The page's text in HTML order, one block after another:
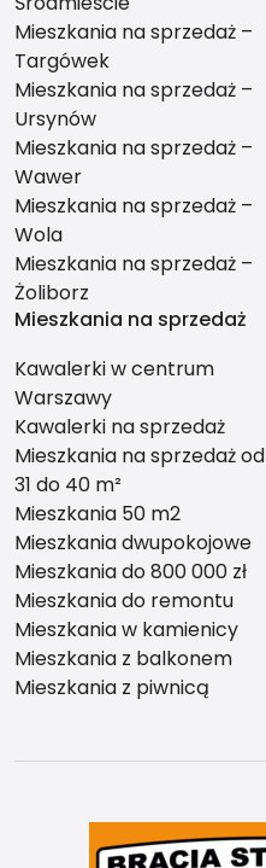
Mieszkania na sprzedaż –
Targówek
Mieszkania na sprzedaż –
Ursynów
Mieszkania na sprzedaż –
Wawer
Mieszkania na sprzedaż –
Wola
Mieszkania na sprzedaż –
Żoliborz
Mieszkania na sprzedaż
Kawalerki w centrum
Warszawy
Kawalerki na sprzedaż
Mieszkania na sprzedaż od
31 do 40 m²
Mieszkania 50 m2
Mieszkania dwupokojowe
Mieszkania do 800 000 zł
Mieszkania do remontu
Mieszkania w kamienicy
Mieszkania z balkonem
Mieszkania z piwnicą